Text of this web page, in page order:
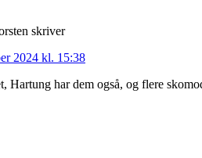
skriver
2024 kl. 15:38
Hartung har dem også, og flere